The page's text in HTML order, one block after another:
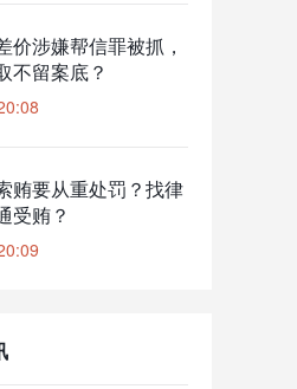
价涉嫌帮信罪被抓，
不留案底？
贿要从重处罚？找律
受贿？